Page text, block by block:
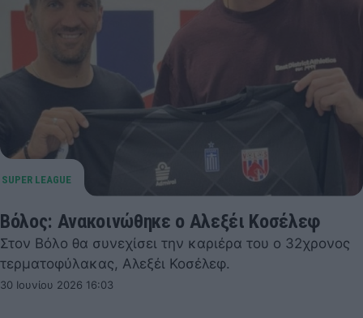
Βόλος: Ανακοινώθηκε ο Αλεξέι Κοσέλεφ
Στον Βόλο θα συνεχίσει την καριέρα του ο 32χρονος
τερματοφύλακας, Αλεξέι Κοσέλεφ.
30 Ιουνίου 2026 16:03